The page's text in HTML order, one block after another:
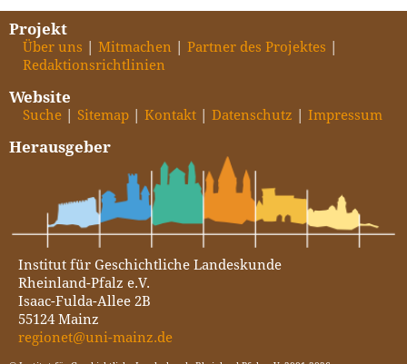
Projekt
Über uns Mitmachen
Partner des Projektes
Redaktionsrichtlinien
Website
Suche Sitemap Kontakt Datenschutz Impressum
Herausgeber
Institut für Geschichtliche Landeskunde
Rheinland-Pfalz e.V.
Isaac-Fulda-Allee 2B
55124 Mainz
regionet@uni-mainz.de